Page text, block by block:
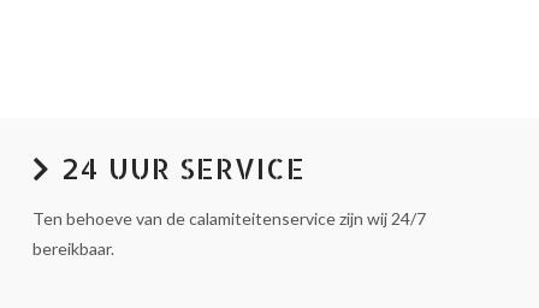
24 UUR SERVICE
Ten behoeve van de calamiteitenservice zijn wij 24/7
bereikbaar.